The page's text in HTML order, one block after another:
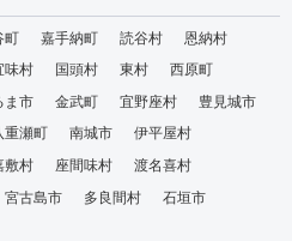
町 嘉手納町 読谷村
恩納村
味村 国頭村 東村
西原町
ま市 金武町 宜野座村
豊見城市
重瀬町 南城市
伊平屋村
敷村 座間味村
渡名喜村
宮古島市 多良間村
石垣市